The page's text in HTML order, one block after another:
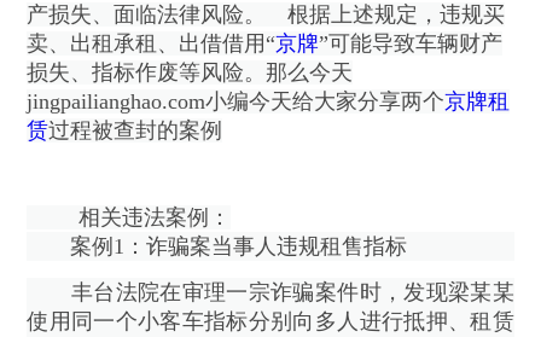
产损失、面临法律风险。
根据上述规定，违规买
卖、出租承租、出借借用“京牌”可能导致车辆财产
损失、指标作废等风险。那么今天
jingpailianghao.com小编今天给大家分享两个京牌租
赁过程被查封的案例
相关违法案例：
案例1：诈骗案当事人违规租售指标
丰台法院在审理一宗诈骗案件时，发现梁某某
使用同一个小客车指标分别向多人进行抵押、租赁